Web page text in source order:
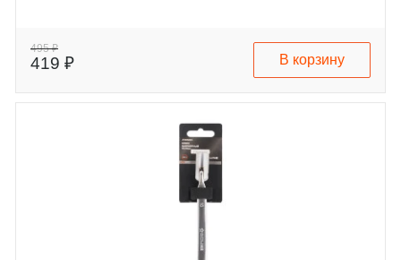
495 ₽
419 ₽ В корзину